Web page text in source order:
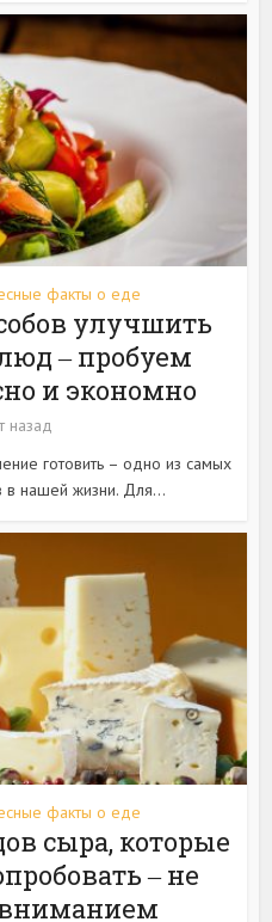
факты о еде
улучшить
‒ пробуем
и экономно
назад
готовить – одно из самых
нашей жизни. Для...
факты о еде
сыра, которые
‒ не
вниманием